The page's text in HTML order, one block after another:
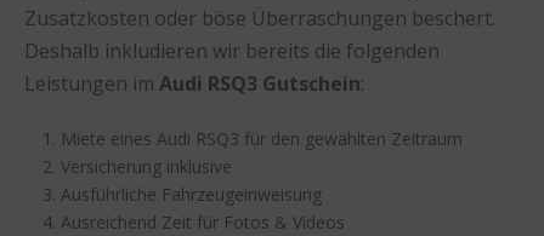
Zusatzkosten oder böse Überraschungen beschert.
Deshalb inkludieren wir bereits die folgenden
Leistungen im Audi RSQ3 Gutschein:
Miete eines Audi RSQ3 für den gewählten Zeitraum
Versicherung inklusive
Ausführliche Fahrzeugeinweisung
Ausreichend Zeit für Fotos & Videos